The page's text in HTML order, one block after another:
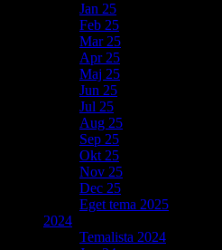
Jan 25
Feb 25
Mar 25
Apr 25
Maj 25
Jun 25
Jul 25
Aug 25
Sep 25
Okt 25
Nov 25
Dec 25
Eget tema 2025
2024
Temalista 2024